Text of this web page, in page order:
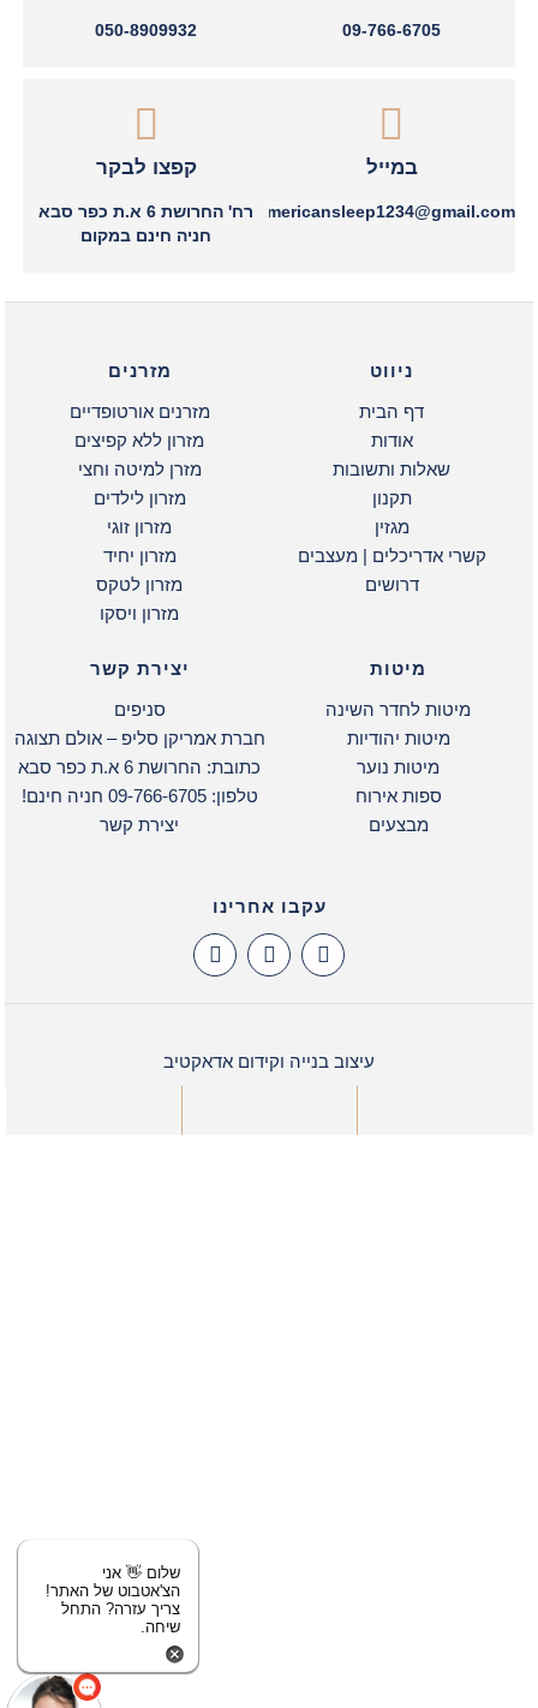
09-766-6705
050-8909932
במייל
americansleep1234@gmail.com
קפצו לבקר
רח' החרושת 6 א.ת כפר סבא
חניה חינם במקום
ניווט
דף הבית
אודות
שאלות ותשובות
תקנון
מגזין
קשרי אדריכלים | מעצבים
דרושים
מזרנים
מזרנים אורטופדיים
מזרון ללא קפיצים
מזרן למיטה וחצי
מזרון לילדים
מזרון זוגי
מזרון יחיד
מזרון לטקס
מזרון ויסקו
מיטות
מיטות לחדר השינה
מיטות יהודיות
מיטות נוער
ספות אירוח
מבצעים
יצירת קשר
סניפים
חברת אמריקן סליפ – אולם תצוגה
כתובת: החרושת 6 א.ת כפר סבא
טלפון: 09-766-6705 חניה חינם!
יצירת קשר
עקבו אחרינו
עיצוב בנייה וקידום אדאקטיב
שלום 👋 אני
הצ'אטבוט של האתר!
צריך עזרה? התחל
שיחה.